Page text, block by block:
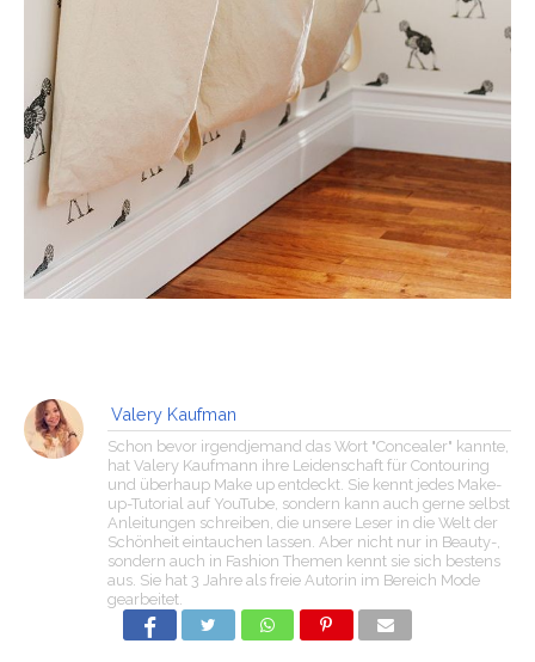
Valery Kaufman
Schon bevor irgendjemand das Wort "Concealer" kannte,
hat Valery Kaufmann ihre Leidenschaft für Contouring
und überhaup Make up entdeckt. Sie kennt jedes Make-
up-Tutorial auf YouTube, sondern kann auch gerne selbst
Anleitungen schreiben, die unsere Leser in die Welt der
Schönheit eintauchen lassen. Aber nicht nur in Beauty-,
sondern auch in Fashion Themen kennt sie sich bestens
aus. Sie hat 3 Jahre als freie Autorin im Bereich Mode
gearbeitet.